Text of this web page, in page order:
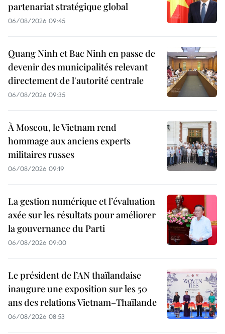
partenariat stratégique global
06/08/2026 09:45
Quang Ninh et Bac Ninh en passe de
devenir des municipalités relevant
directement de l'autorité centrale
06/08/2026 09:35
À Moscou, le Vietnam rend
hommage aux anciens experts
militaires russes
06/08/2026 09:19
La gestion numérique et l’évaluation
axée sur les résultats pour améliorer
la gouvernance du Parti
06/08/2026 09:00
Le président de l’AN thaïlandaise
inaugure une exposition sur les 50
ans des relations Vietnam–Thaïlande
06/08/2026 08:53